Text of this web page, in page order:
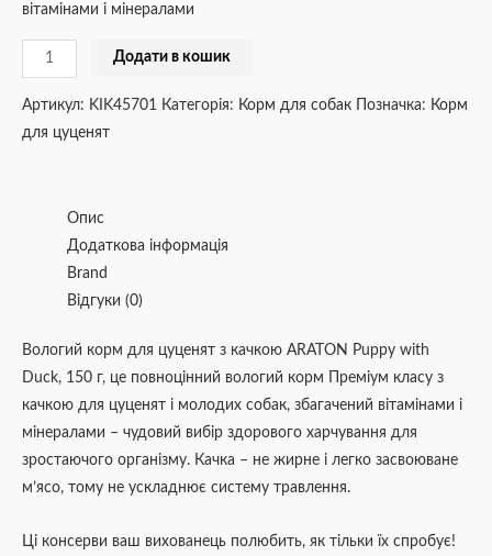
вітамінами і мінералами
Додати в кошик
Артикул: KIK45701 Категорія: Корм для собак Позначка: Корм
для цуценят
Опис
Додаткова інформація
Brand
Відгуки (0)
Вологий корм для цуценят з качкою ARATON Puppy with
Duck, 150 г, це повноцінний вологий корм Преміум класу з
качкою для цуценят і молодих собак, збагачений вітамінами і
мінералами – чудовий вибір здорового харчування для
зростаючого організму. Качка – не жирне і легко засвоюване
м’ясо, тому не ускладнює систему травлення.
Ці консерви ваш вихованець полюбить, як тільки їх спробує!